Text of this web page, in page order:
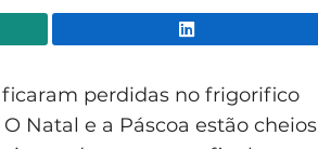
perdidas no frigorifico
Natal e a Páscoa estão cheios